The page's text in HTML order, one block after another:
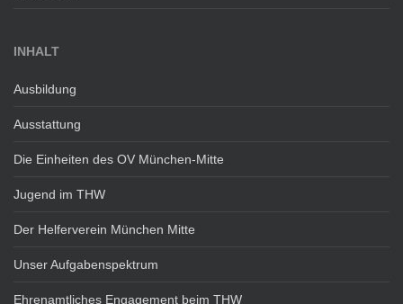
INHALT
Ausbildung
Ausstattung
Die Einheiten des OV München-Mitte
Jugend im THW
Der Helferverein München Mitte
Unser Aufgabenspektrum
Ehrenamtliches Engagement beim THW